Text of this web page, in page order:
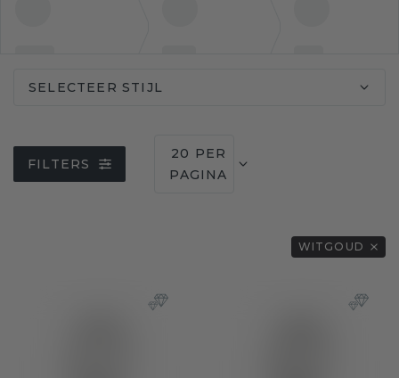
SELECTEER STIJL
FILTERS
20 PER
PAGINA
WITGOUD